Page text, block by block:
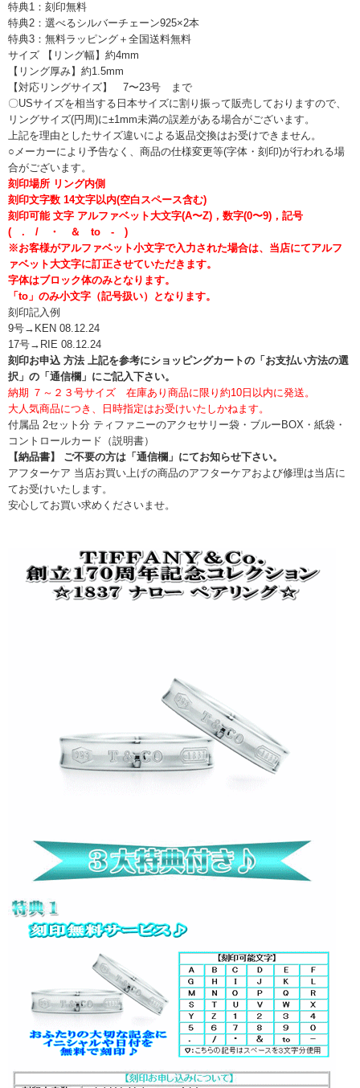
特典1：刻印無料
特典2：選べるシルバーチェーン925×2本
特典3：無料ラッピング＋全国送料無料
サイズ 【リング幅】約4mm
【リング厚み】約1.5mm
【対応リングサイズ】 7〜23号 まで
〇USサイズを相当する日本サイズに割り振って販売しておりますので、
リングサイズ(円周)に±1mm未満の誤差がある場合がございます。
上記を理由としたサイズ違いによる返品交換はお受けできません。
○メーカーにより予告なく、商品の仕様変更等(字体・刻印)が行われる場
合がございます。
刻印場所 リング内側
刻印文字数 14文字以内(空白スペース含む)
刻印可能 文字 アルファベット大文字(A〜Z)，数字(0〜9)，記号
( . / ・ ＆ to - )
※お客様がアルファベット小文字で入力された場合は、当店にてアルフ
ァベット大文字に訂正させていただきます。
字体はブロック体のみとなります。
「to」のみ小文字（記号扱い）となります。
刻印記入例
9号→KEN 08.12.24
17号→RIE 08.12.24
刻印お申込 方法 上記を参考にショッピングカートの「お支払い方法の選
択」の「通信欄」にご記入下さい。
納期 ７～２３号サイズ 在庫あり商品に限り約10日以内に発送。
大人気商品につき、日時指定はお受けいたしかねます。
付属品 2セット分 ティファニーのアクセサリー袋・ブルーBOX・紙袋・
コントロールカード（説明書）
【納品書】 ご不要の方は「通信欄」にてお知らせ下さい。
アフターケア 当店お買い上げの商品のアフターケアおよび修理は当店に
てお受けいたします。
安心してお買い求めくださいませ。